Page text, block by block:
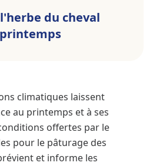
du cheval
climatiques laissent
au printemps et à ses
offertes par le
pour le pâturage des
et informe les